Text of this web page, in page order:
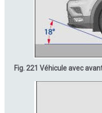
Fig. 221 Véhicule avec